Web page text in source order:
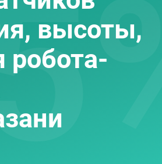
высоты,